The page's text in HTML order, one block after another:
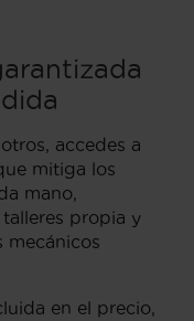
accedes a
mitiga los
mano,
propia y
mecánicos
en el precio,